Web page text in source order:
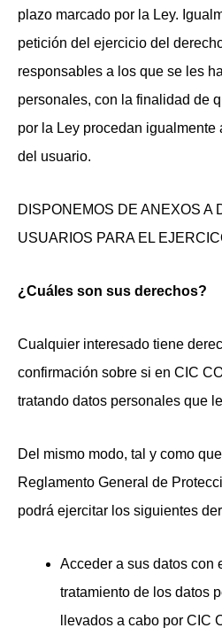
plazo marcado por la Ley.
petición del ejercicio del
responsables a los que se les
personales, con la finalidad de
por la Ley procedan igualmente
del usuario.
DISPONEMOS DE ANEXOS A
USUARIOS PARA EL
¿Cuáles son sus derechos?
Cualquier interesado tiene
confirmación sobre si en CIC
tratando datos personales que
Del mismo modo, tal y como
Reglamento General de
podrá ejercitar los siguientes
Acceder a sus datos con
tratamiento de los datos
llevados a cabo por CIC